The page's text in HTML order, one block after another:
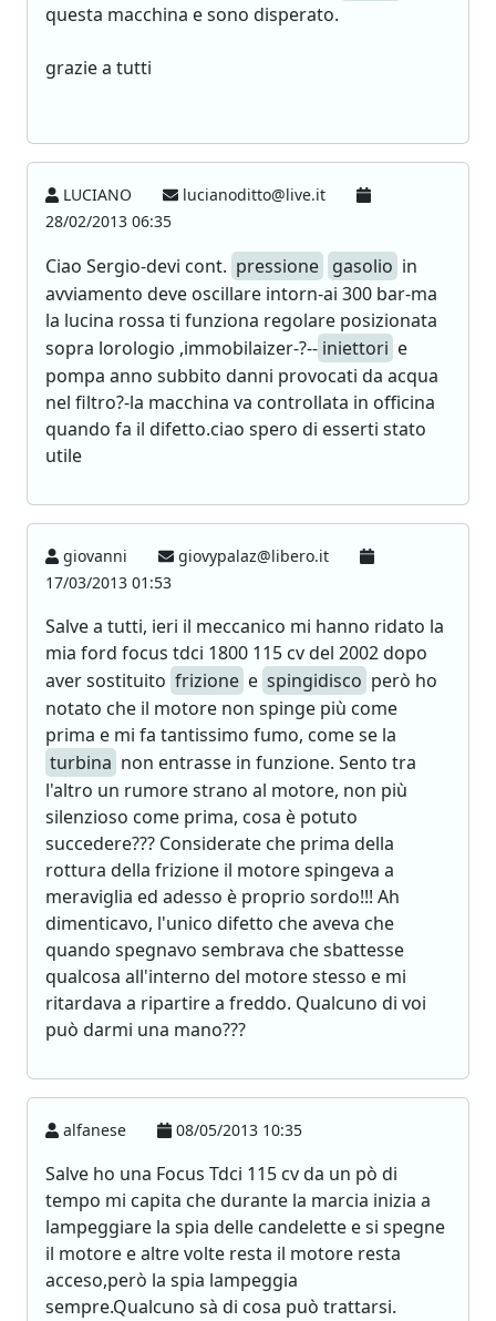
questa macchina e sono disperato.
grazie a tutti
LUCIANO
lucianoditto@live.it
28/02/2013 06:35
Ciao Sergio-devi cont. pressione gasolio in
avviamento deve oscillare intorn-ai 300 bar-ma
la lucina rossa ti funziona regolare posizionata
sopra lorologio ,immobilaizer-?-- iniettori e
pompa anno subbito danni provocati da acqua
nel filtro?-la macchina va controllata in officina
quando fa il difetto.ciao spero di esserti stato
utile
giovanni
giovypalaz@libero.it
17/03/2013 01:53
Salve a tutti, ieri il meccanico mi hanno ridato la
mia ford focus tdci 1800 115 cv del 2002 dopo
aver sostituito frizione e spingidisco però ho
notato che il motore non spinge più come
prima e mi fa tantissimo fumo, come se la
turbina non entrasse in funzione. Sento tra
l'altro un rumore strano al motore, non più
silenzioso come prima, cosa è potuto
succedere??? Considerate che prima della
rottura della frizione il motore spingeva a
meraviglia ed adesso è proprio sordo!!! Ah
dimenticavo, l'unico difetto che aveva che
quando spegnavo sembrava che sbattesse
qualcosa all'interno del motore stesso e mi
ritardava a ripartire a freddo. Qualcuno di voi
può darmi una mano???
alfanese 08/05/2013 10:35
Salve ho una Focus Tdci 115 cv da un pò di
tempo mi capita che durante la marcia inizia a
lampeggiare la spia delle candelette e si spegne
il motore e altre volte resta il motore resta
acceso,però la spia lampeggia
sempre.Qualcuno sà di cosa può trattarsi.